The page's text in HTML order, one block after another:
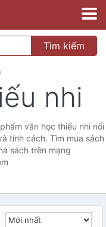
Tìm kiếm
nhi
văn học thiếu nhi nổi
tính cách. Tìm mua sách
sách trên mạng